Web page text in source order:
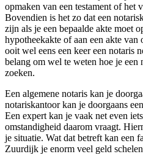
opmaken van een testament of het
Bovendien is het zo dat een
zijn als je een bepaalde akte moet
hypotheekakte of aan een akte
ooit wel eens een keer een notaris
belang om wel te weten hoe je
zoeken.
Een algemene notaris kan je
notariskantoor kan je doorgaans
Een expert kan je vaak net even
omstandigheid daarom vraagt.
je situatie. Wat dat betreft kan een
Zuurdijk je enorm veel geld